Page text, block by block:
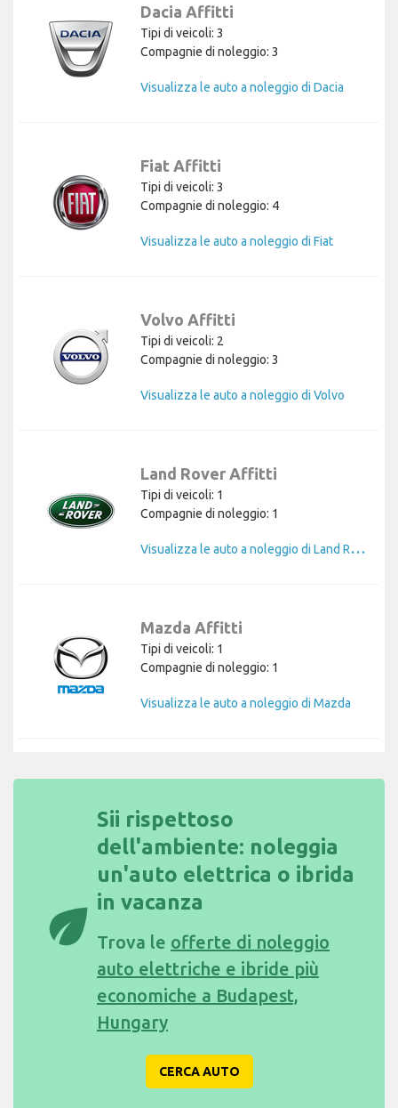
Dacia Affitti
Tipi di veicoli: 3
Compagnie di noleggio: 3
Visualizza le auto a noleggio di Dacia
Fiat Affitti
Tipi di veicoli: 3
Compagnie di noleggio: 4
Visualizza le auto a noleggio di Fiat
Volvo Affitti
Tipi di veicoli: 2
Compagnie di noleggio: 3
Visualizza le auto a noleggio di Volvo
Land Rover Affitti
Tipi di veicoli: 1
Compagnie di noleggio: 1
V
isualizza le auto a noleggio di Land Rover
Mazda Affitti
Tipi di veicoli: 1
Compagnie di noleggio: 1
Visualizza le auto a noleggio di Mazda
eco
Sii rispettoso
dell'ambiente: noleggia
un'auto elettrica o ibrida
in vacanza
Trova le offerte di noleggio
auto elettriche e ibride più
economiche a Budapest,
Hungary
CERCA AUTO